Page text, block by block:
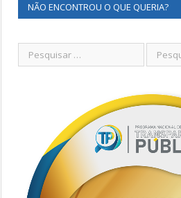
NÃO ENCONTROU O QUE QUERIA?